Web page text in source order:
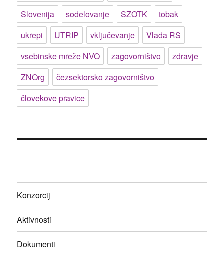
Slovenija
sodelovanje SZOTK
tobak
ukrepi
UTRIP vključevanje
Vlada RS
vsebinske mreže NVO
zagovorništvo
zdravje
ZNOrg
čezsektorsko zagovorništvo
človekove pravice
Konzorcij
Aktivnosti
Dokumenti